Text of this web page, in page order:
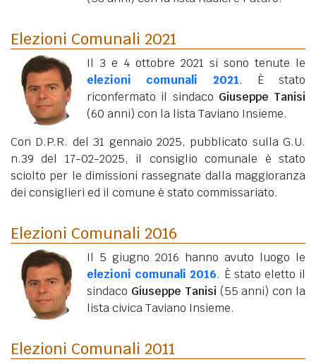
Elezioni Comunali 2021
Il 3 e 4 ottobre 2021 si sono tenute le
elezioni comunali 2021. È stato
riconfermato il sindaco Giuseppe Tanisi
(60 anni) con la lista Taviano Insieme.
Con D.P.R. del 31 gennaio 2025, pubblicato sulla G.U.
n.39 del 17-02-2025, il consiglio comunale è stato
sciolto per le dimissioni rassegnate dalla maggioranza
dei consiglieri ed il comune è stato commissariato.
Elezioni Comunali 2016
Il 5 giugno 2016 hanno avuto luogo le
elezioni comunali 2016. È stato eletto il
sindaco Giuseppe Tanisi (55 anni) con la
lista civica Taviano Insieme.
Elezioni Comunali 2011